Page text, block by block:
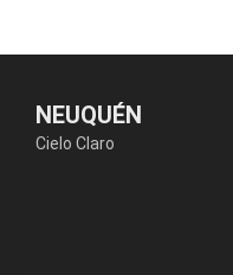
NEUQUÉN
Cielo Claro